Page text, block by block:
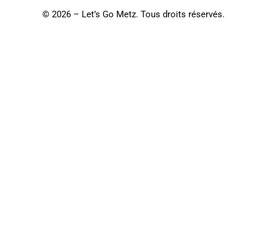
© 2026 – Let’s Go Metz. Tous droits réservés.